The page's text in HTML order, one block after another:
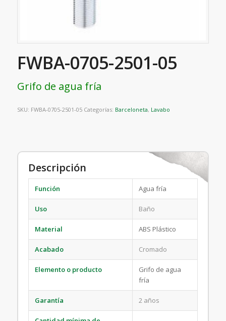
FWBA-0705-2501-05
Grifo de agua fría
SKU: FWBA-0705-2501-05 Categorías: Barceloneta, Lavabo
Descripción
Función Agua fría
Uso Baño
Material ABS Plástico
Acabado Cromado
Elemento o producto
Grifo de agua
fría
Garantía 2 años